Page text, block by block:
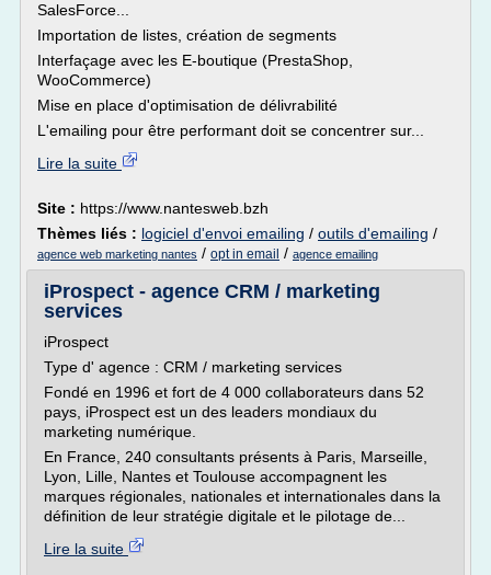
SalesForce...
Importation de listes, création de segments
Interfaçage avec les E-boutique (PrestaShop,
WooCommerce)
Mise en place d'optimisation de délivrabilité
L'emailing pour être performant doit se concentrer sur...
Lire la suite
Site : https://www.nantesweb.bzh
Thèmes liés : logiciel d'envoi emailing / outils d'emailing /
agence web marketing nantes / opt in email / agence emailing
iProspect - agence CRM / marketing
services
iProspect
Type d' agence : CRM / marketing services
Fondé en 1996 et fort de 4 000 collaborateurs dans 52
pays, iProspect est un des leaders mondiaux du
marketing numérique.
En France, 240 consultants présents à Paris, Marseille,
Lyon, Lille, Nantes et Toulouse accompagnent les
marques régionales, nationales et internationales dans la
définition de leur stratégie digitale et le pilotage de...
Lire la suite